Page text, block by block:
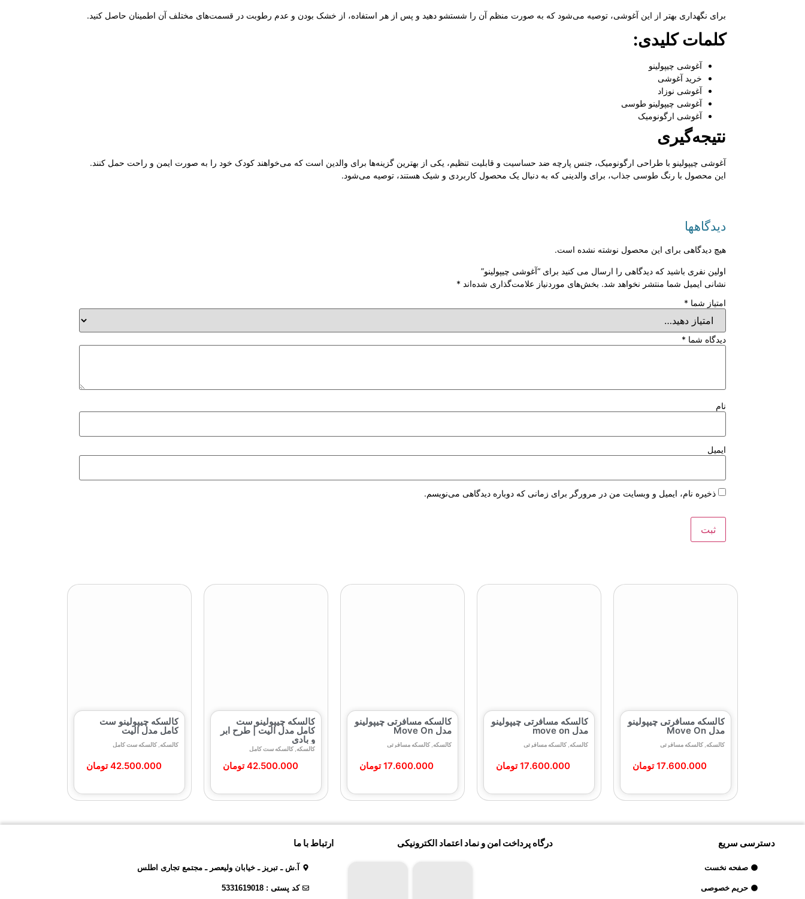
برای نگهداری بهتر از این آغوشی، توصیه می‌شود که به صورت منظم آن را شستشو دهید و پس از هر استفاده، از خشک بودن و عدم رطوبت در قسمت‌های مختلف آن اطمینان حاصل کنید.
کلمات کلیدی:
آغوشی چیپولینو
خرید آغوشی
آغوشی نوزاد
آغوشی چیپولینو طوسی
آغوشی ارگونومیک
نتیجه‌گیری
آغوشی چیپولینو با طراحی ارگونومیک، جنس پارچه ضد حساسیت و قابلیت تنظیم، یکی از بهترین گزینه‌ها برای والدین است که می‌خواهند کودک خود را به صورت ایمن و راحت حمل کنند.
این محصول با رنگ طوسی جذاب، برای والدینی که به دنبال یک محصول کاربردی و شیک هستند، توصیه می‌شود.
دیدگاهها
هیچ دیدگاهی برای این محصول نوشته نشده است.
اولین نفری باشید که دیدگاهی را ارسال می کنید برای “آغوشی چیپولینو”
نشانی ایمیل شما منتشر نخواهد شد. بخش‌های موردنیاز علامت‌گذاری شده‌اند *
امتیاز شما *
دیدگاه شما *
نام
ایمیل
ذخیره نام، ایمیل و وبسایت من در مرورگر برای زمانی که دوباره دیدگاهی می‌نویسم.
کالسکه مسافرتی چیپولینو
مدل Move On
کالسکه کالسکه مسافرتی
17.600.000 تومان
کالسکه مسافرتی چیپولینو
مدل move on
کالسکه کالسکه مسافرتی
17.600.000 تومان
کالسکه مسافرتی چیپولینو
مدل Move On
کالسکه کالسکه مسافرتی
17.600.000 تومان
کالسکه چیپولینو ست
کامل مدل الیت | طرح ابر
و بادی
کالسکه کالسکه ست کامل
42.500.000 تومان
کالسکه چیپولینو ست
کامل مدل الیت
کالسکه کالسکه ست کامل
42.500.000 تومان
دسترسی سریع
صفحه نخست
حریم خصوصی
درگاه پرداخت امن و نماد اعتماد الکترونیکی ارتباط با ما
آ.ش ـ تبریز ـ خیابان ولیعصر ـ مجتمع تجاری اطلس
کد پستی : 5331619018